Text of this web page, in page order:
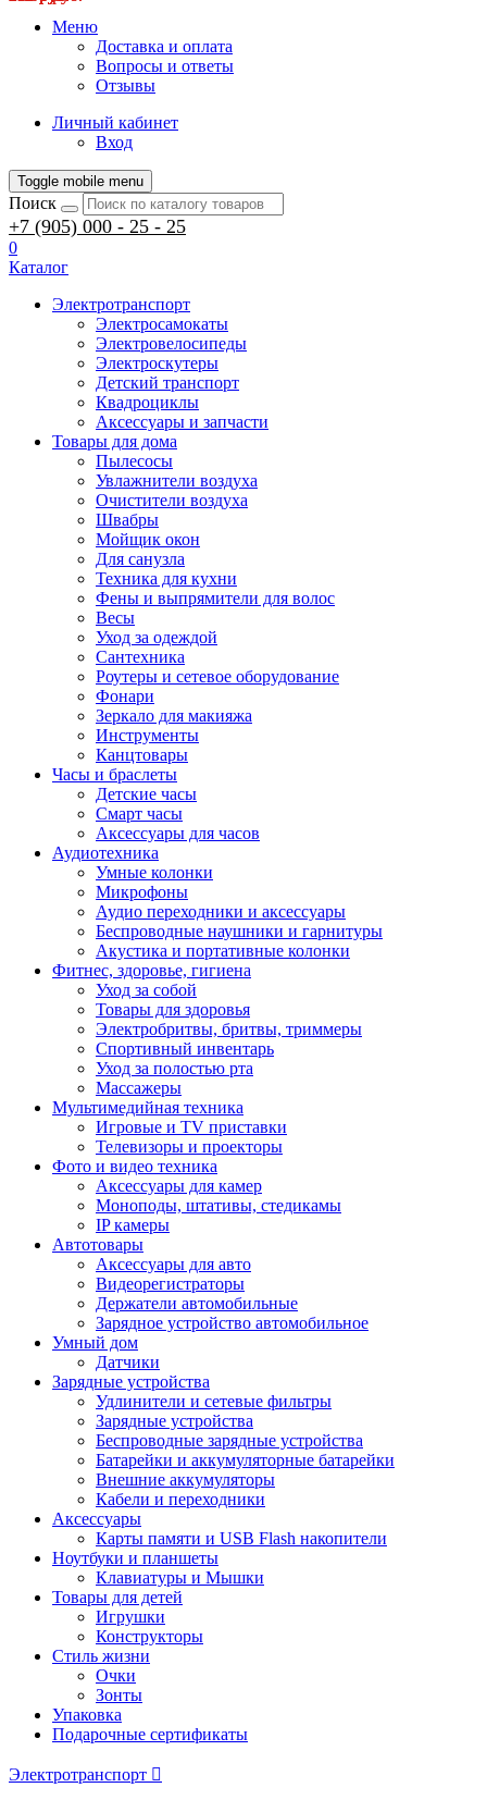
Меню
Доставка и оплата
Вопросы и ответы
Отзывы
Личный кабинет
Вход
Toggle mobile menu
Поиск
+7 (905) 000 - 25 - 25
0
Каталог
Электротранспорт
Электросамокаты
Электровелосипеды
Электроскутеры
Детский транспорт
Квадроциклы
Аксессуары и запчасти
Товары для дома
Пылесосы
Увлажнители воздуха
Очистители воздуха
Швабры
Мойщик окон
Для санузла
Техника для кухни
Фены и выпрямители для волос
Весы
Уход за одеждой
Сантехника
Роутеры и сетевое оборудование
Фонари
Зеркало для макияжа
Инструменты
Канцтовары
Часы и браслеты
Детские часы
Смарт часы
Аксессуары для часов
Аудиотехника
Умные колонки
Микрофоны
Аудио переходники и аксессуары
Беспроводные наушники и гарнитуры
Акустика и портативные колонки
Фитнес, здоровье, гигиена
Уход за собой
Товары для здоровья
Электробритвы, бритвы, триммеры
Спортивный инвентарь
Уход за полостью рта
Массажеры
Мультимедийная техника
Игровые и TV приставки
Телевизоры и проекторы
Фото и видео техника
Аксессуары для камер
Моноподы, штативы, стедикамы
IP камеры
Автотовары
Аксессуары для авто
Видеорегистраторы
Держатели автомобильные
Зарядное устройство автомобильное
Умный дом
Датчики
Зарядные устройства
Удлинители и сетевые фильтры
Зарядные устройства
Беспроводные зарядные устройства
Батарейки и аккумуляторные батарейки
Внешние аккумуляторы
Кабели и переходники
Аксессуары
Карты памяти и USB Flash накопители
Ноутбуки и планшеты
Клавиатуры и Мышки
Товары для детей
Игрушки
Конструкторы
Стиль жизни
Очки
Зонты
Упаковка
Подарочные сертификаты
Электротранспорт